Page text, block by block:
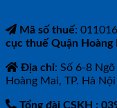
Mã số thuế:
cục thuế Quận Hoàng
Địa chỉ: Số 6-8
Hoàng Mai, TP. Hà Nội
Tổng đài CSKH :